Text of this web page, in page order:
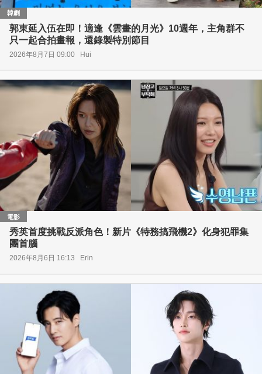
韓劇
郭東延入伍在即！適逢《雲畫的月光》10週年，主角群不
只一起合拍畫報，還錄製特別節目
2026年8月7日 09:00 Hui
電影
秀英首度挑戰反派角色！新片《特務搞飛機2》化身犯罪集
團首腦
2026年8月6日 16:13 Erin